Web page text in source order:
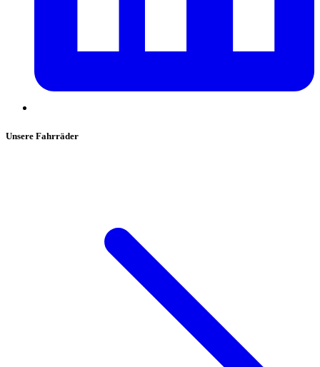
Unsere Fahrräder